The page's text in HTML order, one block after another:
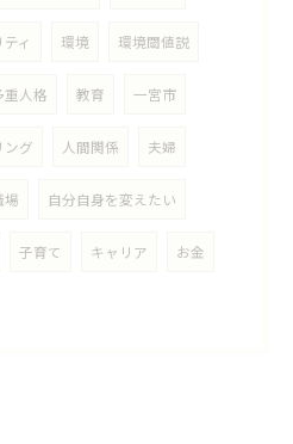
ィ 環境 環境閾値説
重人格 教育 一宮市
ング 人間関係 夫婦
場 自分自身を変えたい
子育て キャリア お金